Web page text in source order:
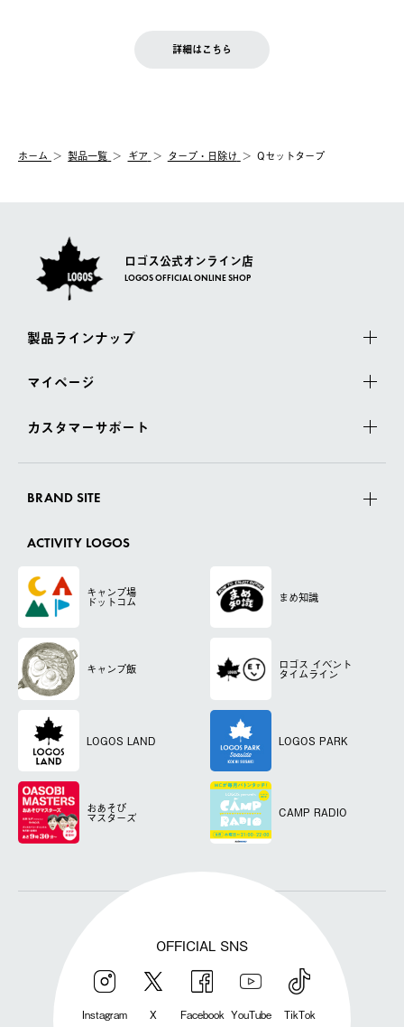
【配送業者】
佐川急便にて配送されます。
お客様都合の返品にかかる送料は、お客様ご負担とさせていただ
一度お手元の商品を返品いただき、ご希望商品を再注文してくだ
LOGOS FAMILY会員の方は、会員マイページ内 購入履歴画面に
詳細はこちら
ホーム 製品一覧 ギア タープ・日除け Qセットタープ
ロゴス公式オンライン店
LOGOS OFFICIAL ONLINE SHOP
製品ラインナップ
マイページ
カスタマーサポート
BRAND SITE
ACTIVITY LOGOS
キャンプ場
ドットコム まめ知識
キャンプ飯 ロゴス イベント
タイムライン
LOGOS LAND LOGOS PARK
おあそび
マスターズ CAMP RADIO
OFFICIAL SNS
Instagram X Facebook YouTube TikTok